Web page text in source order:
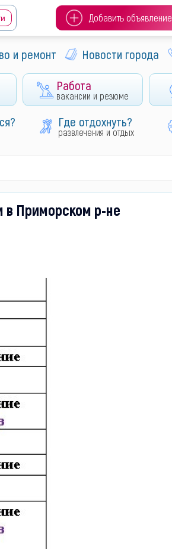
Добавить объявление
и ремонт Новости города
Работа
вакансии и резюме
Где отдохнуть?
развлечения и отдых
в Приморском р-не